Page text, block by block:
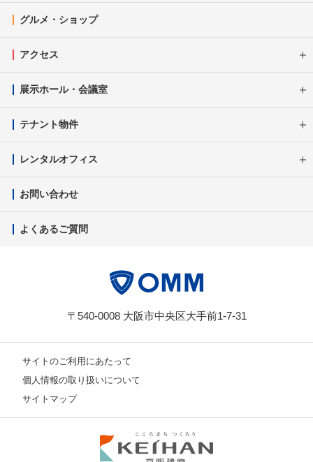
グルメ・ショップ
アクセス
展示ホール・会議室
テナント物件
レンタルオフィス
お問い合わせ
よくあるご質問
〒540-0008 大阪市中央区大手前1-7-31
サイトのご利用にあたって
個人情報の取り扱いについて
サイトマップ